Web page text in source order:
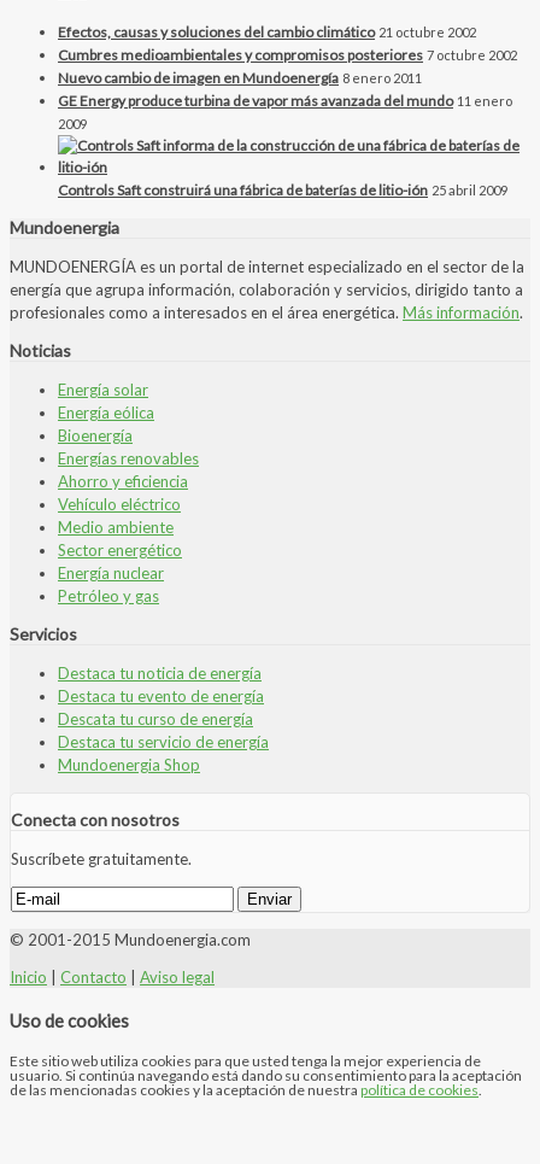
Efectos, causas y soluciones del cambio climático 21 octubre 2002
Cumbres medioambientales y compromisos posteriores 7 octubre 2002
Nuevo cambio de imagen en Mundoenergía 8 enero 2011
GE Energy produce turbina de vapor más avanzada del mundo 11 enero
2009
Controls Saft construirá una fábrica de baterías de litio-ión 25 abril 2009
Mundoenergia
MUNDOENERGÍA es un portal de internet especializado en el sector de la
energía que agrupa información, colaboración y servicios, dirigido tanto a
profesionales como a interesados en el área energética. Más información.
Noticias
Energía solar
Energía eólica
Bioenergía
Energías renovables
Ahorro y eficiencia
Vehículo eléctrico
Medio ambiente
Sector energético
Energía nuclear
Petróleo y gas
Servicios
Destaca tu noticia de energía
Destaca tu evento de energía
Descata tu curso de energía
Destaca tu servicio de energía
Mundoenergia Shop
Conecta con nosotros
Suscríbete gratuitamente.
© 2001-2015 Mundoenergia.com
Inicio
Contacto Aviso legal
Uso de cookies
Este sitio web utiliza cookies para que usted tenga la mejor experiencia de
usuario. Si continúa navegando está dando su consentimiento para la aceptación
de las mencionadas cookies y la aceptación de nuestra política de cookies